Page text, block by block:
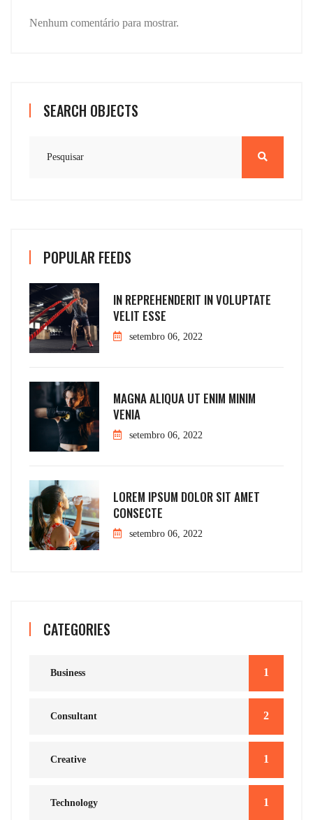
Nenhum comentário para mostrar.
SEARCH OBJECTS
POPULAR FEEDS
IN REPREHENDERIT IN VOLUPTATE
VELIT ESSE
setembro 06, 2022
MAGNA ALIQUA UT ENIM MINIM
VENIA
setembro 06, 2022
LOREM IPSUM DOLOR SIT AMET
CONSECTE
setembro 06, 2022
CATEGORIES
Business 1
Consultant 2
Creative 1
Technology 1